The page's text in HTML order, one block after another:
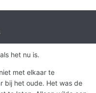
het nu is.
met elkaar te
bij het oude. Het was de